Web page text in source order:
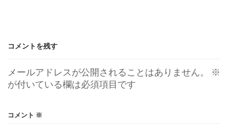
コメントを残す
メールアドレスが公開されることはありません。
※
が付いている欄は必須項目です
コメント ※